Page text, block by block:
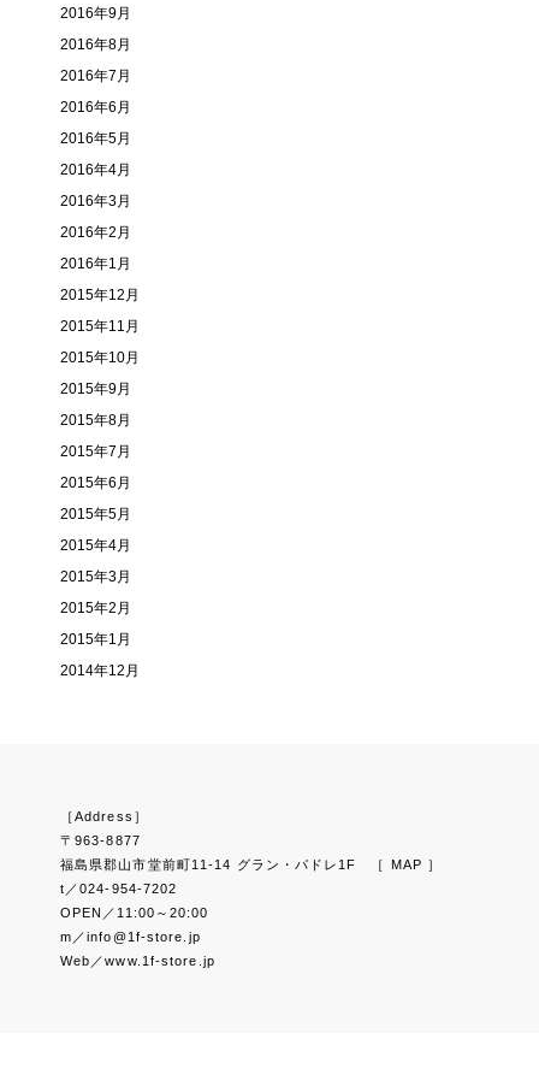
2016年9月
2016年8月
2016年7月
2016年6月
2016年5月
2016年4月
2016年3月
2016年2月
2016年1月
2015年12月
2015年11月
2015年10月
2015年9月
2015年8月
2015年7月
2015年6月
2015年5月
2015年4月
2015年3月
2015年2月
2015年1月
2014年12月
［Address］
〒963-8877
福島県郡山市堂前町11-14 グラン・パドレ1F
［ MAP ］
t／024-954-7202
OPEN／11:00～20:00
m／info@1f-store.jp
Web／www.1f-store.jp